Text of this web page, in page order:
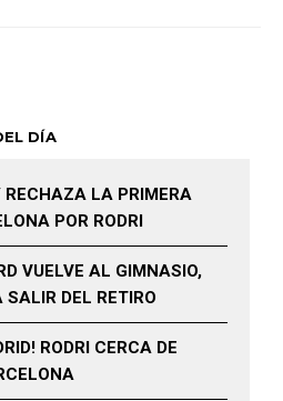
DÍA
LA PRIMERA
POR RODRI
VUELVE AL GIMNASIO,
SALIR DEL RETIRO
RODRI CERCA DE